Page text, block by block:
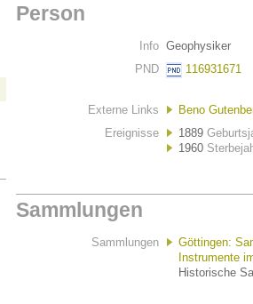
Person
Info Geophysiker
PND
116931671
Externe Links
Beno
Ereignisse
1889
1960
Sammlungen
Sammlungen
Göttingen:
Instrumente
Historische